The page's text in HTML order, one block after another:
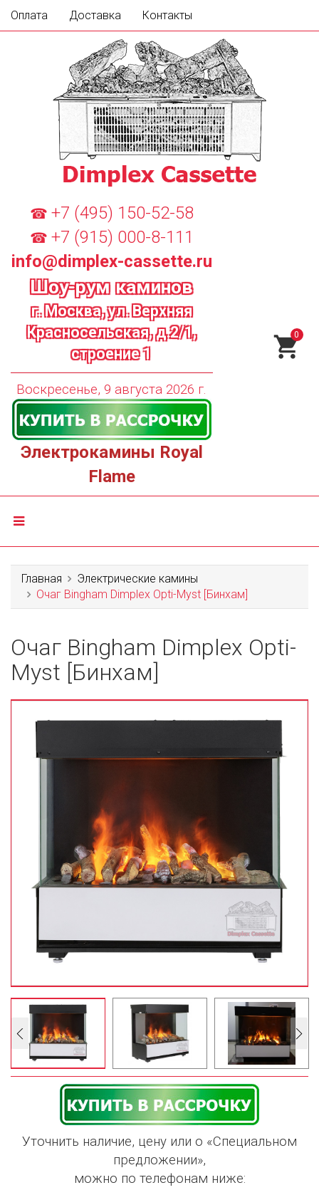
Оплата Доставка Контакты
☎ +7 (495) 150-52-58
☎ +7 (915) 000-8-111
info@dimplex-cassette.ru
Шоу-рум каминов
г. Москва, ул. Верхняя
Красносельская, д.2/1,
строение 1
Воскресенье, 9 августа 2026 г.
Электрокамины Royal
Flame
0
Главная
Электрические камины
Очаг Bingham Dimplex Opti-Myst [Бинхам]
Очаг Bingham Dimplex Opti-
Myst [Бинхам]
Уточнить наличие, цену или о «Специальном
предложении»,
можно по телефонам ниже: